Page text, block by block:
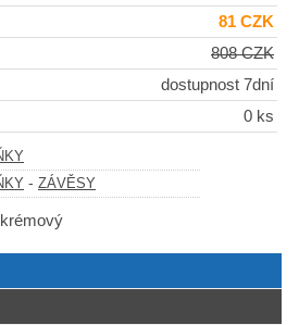
81 CZK
808 CZK
dostupnost 7dní
0 ks
- ZÁVĚSY